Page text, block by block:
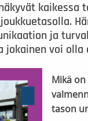
kaikessa
ja
jokainen voi olla
Mikä
tason